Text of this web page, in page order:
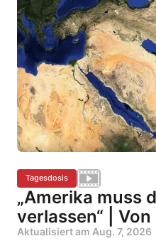
Tagesdosis
„Amerika muss
verlassen“ | Von
Aktualisiert am Aug. 7, 2026